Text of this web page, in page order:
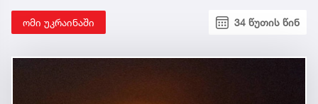
ომი უკრაინაში 34 წუთის წინ